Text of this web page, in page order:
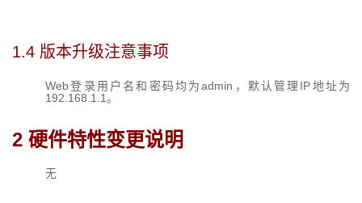
1.4 版本升级注意事项
Web登录用户名和密码均为admin，默认管理IP地址为
192.168.1.1。
2 硬件特性变更说明
无